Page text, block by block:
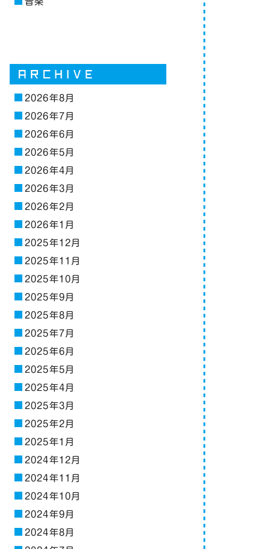
2026年8月
2026年7月
2026年6月
2026年5月
2026年4月
2026年3月
2026年2月
2026年1月
2025年12月
2025年11月
2025年10月
2025年9月
2025年8月
2025年7月
2025年6月
2025年5月
2025年4月
2025年3月
2025年2月
2025年1月
2024年12月
2024年11月
2024年10月
2024年9月
2024年8月